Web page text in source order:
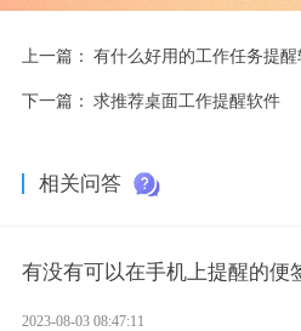
上一篇： 有什么好用的工作任务提醒
下一篇： 求推荐桌面工作提醒软件
相关问答
有没有可以在手机上提醒的便
2023-08-03 08:47:11